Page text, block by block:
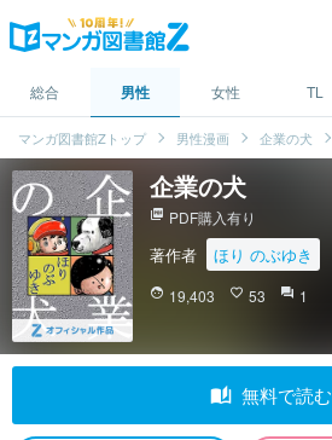
総合 男性 女性 TL
マンガ図書館Zトップ 男性漫画 企業の犬
企業の犬
picture_as_pdf PDF購入有り
著作者 ほり のぶゆき
face 19,403 favorite_border 53 question_answer 1
auto_stories 無料で読む